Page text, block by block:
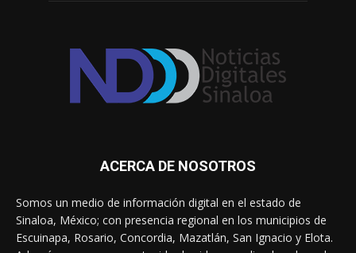
ACERCA DE NOSOTROS
Somos un medio de información digital en el estado de
Sinaloa, México; con presencia regional en los municipios de
Escuinapa, Rosario, Concordia, Mazatlán, San Ignacio y Elota.